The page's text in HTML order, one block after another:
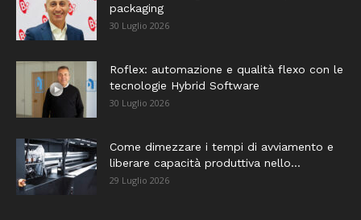
packaging
30 Luglio 2026
Roflex: automazione e qualità flexo con le
tecnologie Hybrid Software
30 Luglio 2026
Come dimezzare i tempi di avviamento e
liberare capacità produttiva nello...
29 Luglio 2026